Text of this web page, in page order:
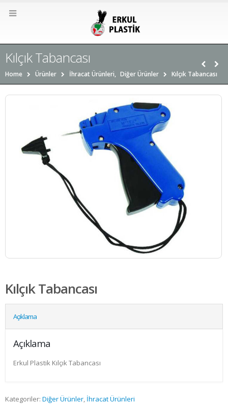
Kılçık Tabancası
Home Ürünler İhracat Ürünleri, Diğer Ürünler Kılçık Tabancası
Kılçık Tabancası
Açıklama
Açıklama
Erkul Plastik Kılçık Tabancası
Kategoriler: Diğer Ürünler, İhracat Ürünleri